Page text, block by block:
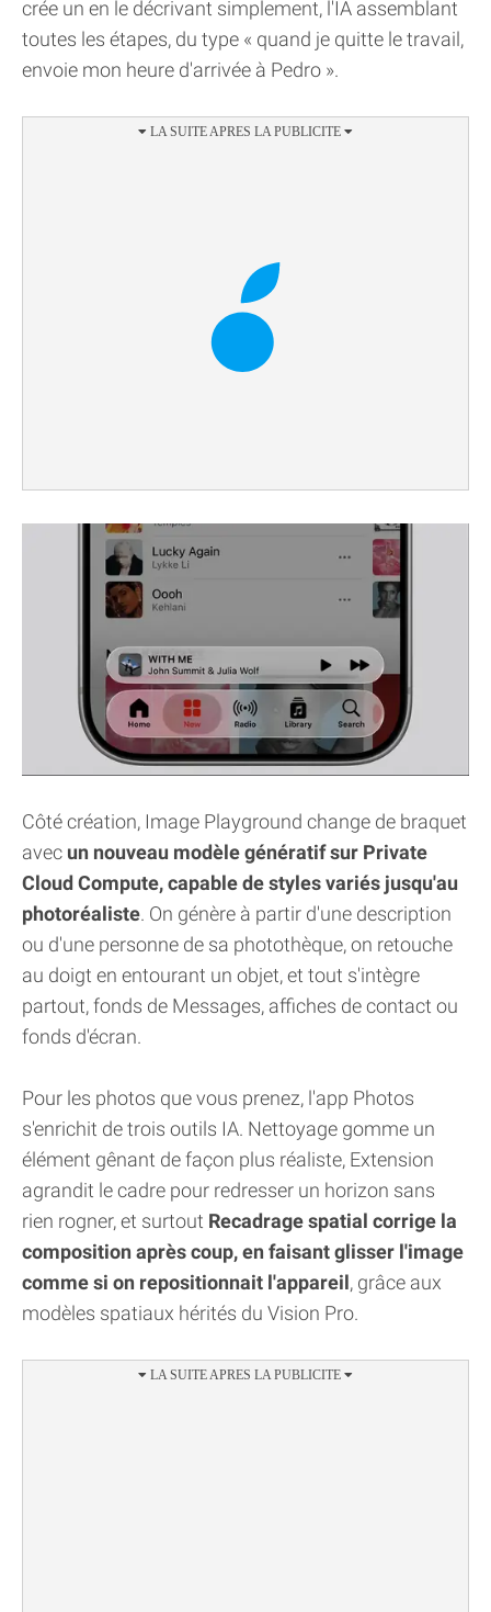
crée un en le décrivant simplement, l'IA assemblant
toutes les étapes, du type « quand je quitte le travail,
envoie mon heure d'arrivée à Pedro ».
Côté création, Image Playground change de braquet
avec un nouveau modèle génératif sur Private
Cloud Compute, capable de styles variés jusqu'au
photoréaliste. On génère à partir d'une description
ou d'une personne de sa photothèque, on retouche
au doigt en entourant un objet, et tout s'intègre
partout, fonds de Messages, affiches de contact ou
fonds d'écran.
Pour les photos que vous prenez, l'app Photos
s'enrichit de trois outils IA. Nettoyage gomme un
élément gênant de façon plus réaliste, Extension
agrandit le cadre pour redresser un horizon sans
rien rogner, et surtout Recadrage spatial corrige la
composition après coup, en faisant glisser l'image
comme si on repositionnait l'appareil, grâce aux
modèles spatiaux hérités du Vision Pro.